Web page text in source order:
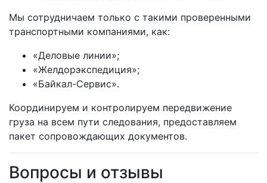
Мы сотрудничаем только с такими проверенными
транспортными компаниями, как:
«Деловые линии»;
«Желдорэкспедиция»;
«Байкал-Сервис».
Координируем и контролируем передвижение
груза на всем пути следования, предоставляем
пакет сопровождающих документов.
Вопросы и отзывы